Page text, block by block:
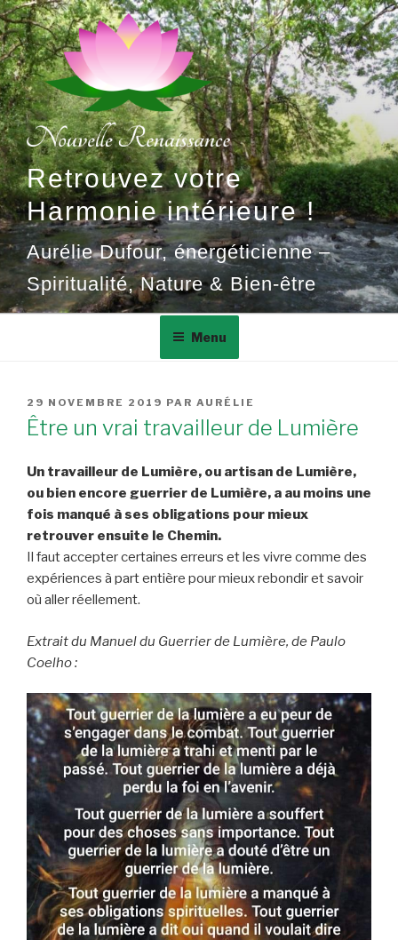
Aller
au
contenu
principal
Retrouvez votre
Harmonie intérieure !
Aurélie Dufour, énergéticienne –
Spiritualité, Nature & Bien-être
Menu
PUBLIÉ
LE
29 NOVEMBRE 2019 PAR AURÉLIE
Être un vrai travailleur de Lumière
Un travailleur de Lumière, ou artisan de Lumière,
ou bien encore guerrier de Lumière, a au moins une
fois manqué à ses obligations pour mieux
retrouver ensuite le Chemin.
Il faut accepter certaines erreurs et les vivre comme des
expériences à part entière pour mieux rebondir et savoir
où aller réellement.
Extrait du Manuel du Guerrier de Lumière, de Paulo
Coelho :